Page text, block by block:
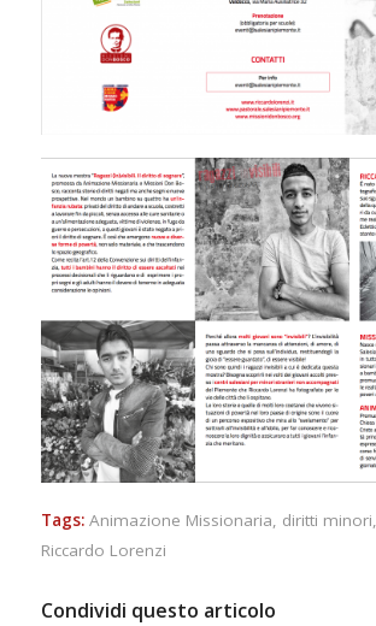
Tags: Animazione Missionaria, diritti minori,
Riccardo Lorenzi
Condividi questo articolo